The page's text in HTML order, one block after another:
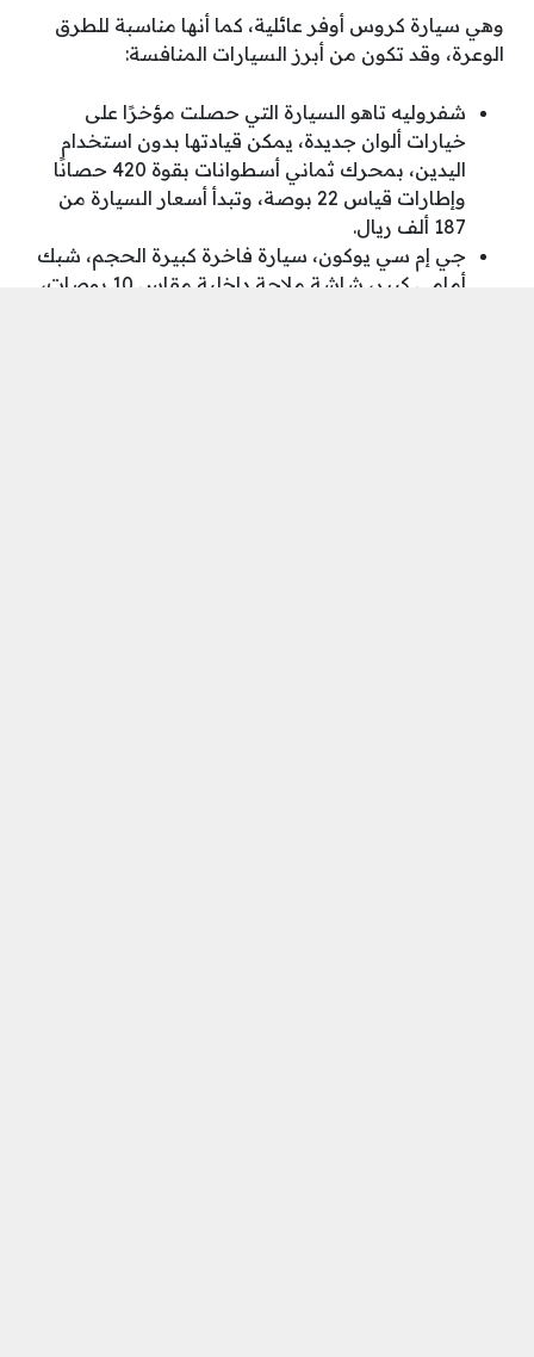
وهي سيارة كروس أوفر عائلية، كما أنها مناسبة للطرق
الوعرة، وقد تكون من أبرز السيارات المنافسة:
شفروليه تاهو السيارة التي حصلت مؤخرًا على
خيارات ألوان جديدة، يمكن قيادتها بدون استخدام
اليدين، بمحرك ثماني أسطوانات بقوة 420 حصانًا
وإطارات قياس 22 بوصة، وتبدأ أسعار السيارة من
187 ألف ريال.
جي إم سي يوكون، سيارة فاخرة كبيرة الحجم، شبك
أمامي كبير، شاشة ملاحة داخلية مقاس 10 بوصات،